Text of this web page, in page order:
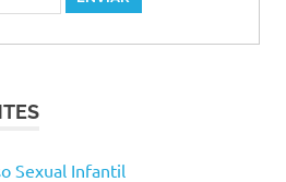
Sexual Infantil